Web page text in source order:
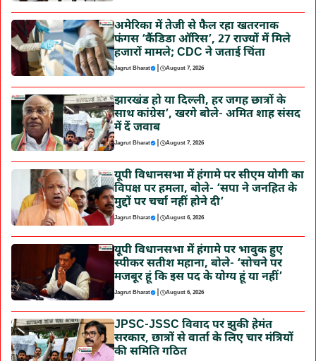
अमेरिका में तेजी से फैल रहा खतरनाक
फंगस ‘कैंडिडा ऑरिस’, 27 राज्यों में मिले
हजारों मामले; CDC ने जताई चिंता
Jagrut Bharat | August 7, 2026
झारखंड हो या दिल्ली, हर जगह छात्रों के
साथ कांग्रेस’, खरगे बोले- अमित शाह संसद
में दें जवाब
Jagrut Bharat | August 7, 2026
यूपी विधानसभा में हंगामे पर सीएम योगी का
विपक्ष पर हमला, बोले- ‘सपा ने जनहित के
मुद्दों पर चर्चा नहीं होने दी’
Jagrut Bharat | August 6, 2026
यूपी विधानसभा में हंगामे पर भावुक हुए
स्पीकर सतीश महाना, बोले- ‘सोचने पर
मजबूर हूं कि इस पद के योग्य हूं या नहीं’
Jagrut Bharat | August 6, 2026
JPSC-JSSC विवाद पर झुकी हेमंत
सरकार, छात्रों से वार्ता के लिए चार मंत्रियों
की समिति गठित